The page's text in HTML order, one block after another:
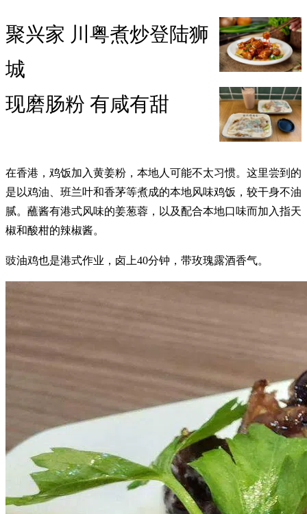
聚兴家 川粤煮炒登陆狮
城
现磨肠粉 有咸有甜
在香港，鸡饭加入黄姜粉，本地人可能不太习惯。这里尝到的
是以鸡油、班兰叶和香茅等煮成的本地风味鸡饭，较干身不油
腻。蘸酱有港式风味的姜葱蓉，以及配合本地口味而加入指天
椒和酸柑的辣椒酱。
豉油鸡也是港式作业，卤上40分钟，带玫瑰露酒香气。